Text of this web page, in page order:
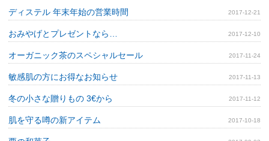
ディステル 年末年始の営業時間 2017-12-21
おみやげとプレゼントなら… 2017-12-10
オーガニック茶のスペシャルセール 2017-11-24
敏感肌の方にお得なお知らせ 2017-11-13
冬の小さな贈りもの 3€から 2017-11-12
肌を守る噂の新アイテム 2017-10-18